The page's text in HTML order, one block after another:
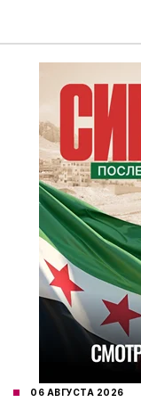
06 АВГУСТА 2026